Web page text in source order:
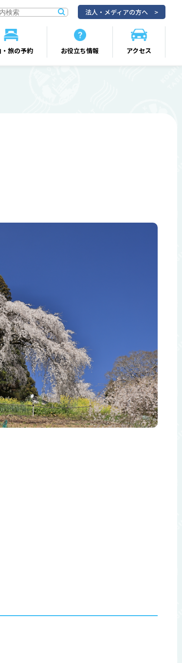
旅の予約 お役立ち情報 アクセス
法人・メディアの方へ